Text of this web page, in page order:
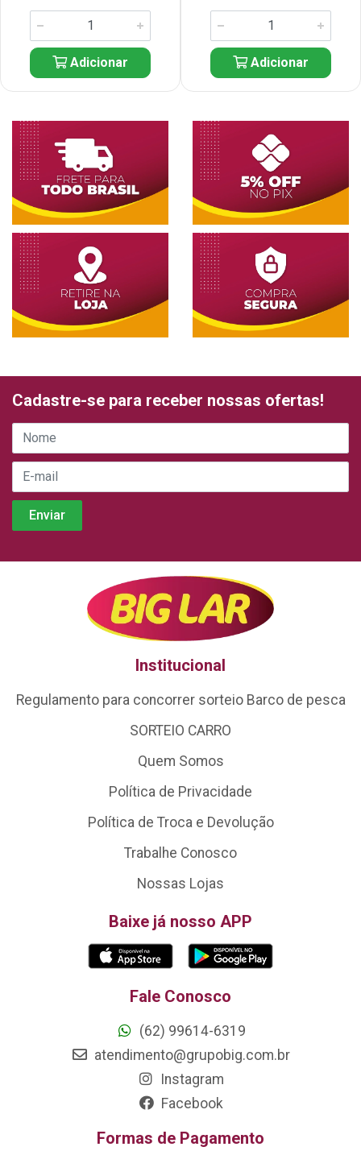
Adicionar Adicionar
Cadastre-se para receber nossas ofertas!
Institucional
Regulamento para concorrer sorteio Barco de pesca
SORTEIO CARRO
Quem Somos
Política de Privacidade
Política de Troca e Devolução
Trabalhe Conosco
Nossas Lojas
Baixe já nosso APP
Fale Conosco
(62) 99614-6319
atendimento@grupobig.com.br
Instagram
Facebook
Formas de Pagamento